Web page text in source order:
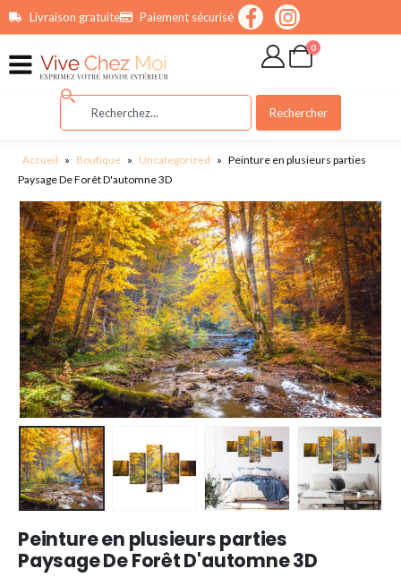
principalLivraison gratuite Paiement sécurisé
0
Rechercher
Accueil » Boutique » Uncategorized » Peinture en plusieurs parties
Paysage De Forêt D'automne 3D
Peinture en plusieurs parties
Paysage De Forêt D'automne 3D